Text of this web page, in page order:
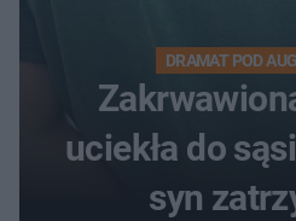
DRAMAT POD
uciekła do
syn